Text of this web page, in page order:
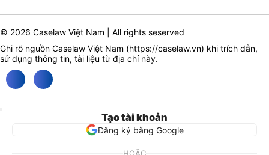
© 2026 Caselaw Việt Nam | All rights seserved
Ghi rõ nguồn Caselaw Việt Nam (https://caselaw.vn) khi trích dẫn,
sử dụng thông tin, tài liệu từ địa chỉ này.
Tạo tài khoản
Đăng ký bằng Google